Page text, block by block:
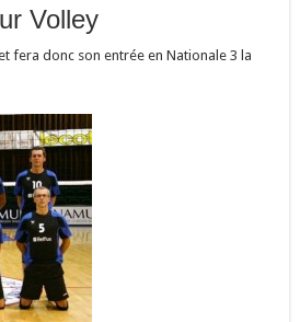
Volley
fera donc son entrée en Nationale 3 la